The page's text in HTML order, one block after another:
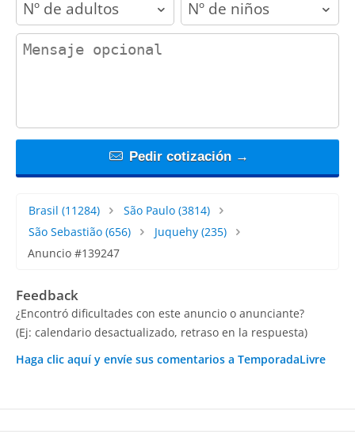
contact_message
Pedir cotización →
Brasil (11284) São Paulo(3814)
São Sebastião (656) Juquehy(235)
Anuncio #139247
Feedback
¿Encontró dificultades con este anuncio o anunciante?
(Ej: calendario desactualizado, retraso en la respuesta)
Haga clic aquí y envíe sus comentarios a TemporadaLivre